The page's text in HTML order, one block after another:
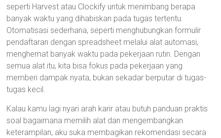
seperti Harvest atau Clockify untuk menimbang berapa
banyak waktu yang dihabiskan pada tugas tertentu.
Otomatisasi sederhana, seperti menghubungkan formulir
pendaftaran dengan spreadsheet melalui alat automasi,
menghemat banyak waktu pada pekerjaan rutin. Dengan
semua alat itu, kita bisa fokus pada pekerjaan yang
memberi dampak nyata, bukan sekadar berputar di tugas-
tugas kecil.
Kalau kamu lagi nyari arah karir atau butuh panduan praktis
soal bagaimana memilih alat dan mengembangkan
keterampilan, aku suka membagikan rekomendasi secara